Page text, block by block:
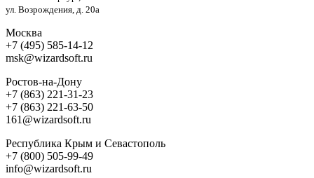
ул. Возрождения, д. 20а
Москва
+7 (495) 585-14-12
msk@wizardsoft.ru
Ростов-на-Дону
+7 (863) 221-31-23
+7 (863) 221-63-50
161@wizardsoft.ru
Республика Крым и Севастополь
+7 (800) 505-99-49
info@wizardsoft.ru